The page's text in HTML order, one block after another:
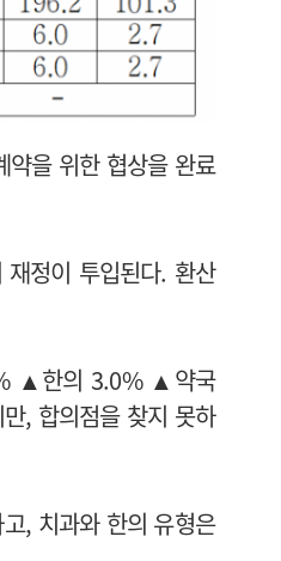
약을 위한 협상을 완료
정이 투입된다. 환산
▲한의 3.0% ▲약국
, 합의점을 찾지 못하
, 치과와 한의 유형은